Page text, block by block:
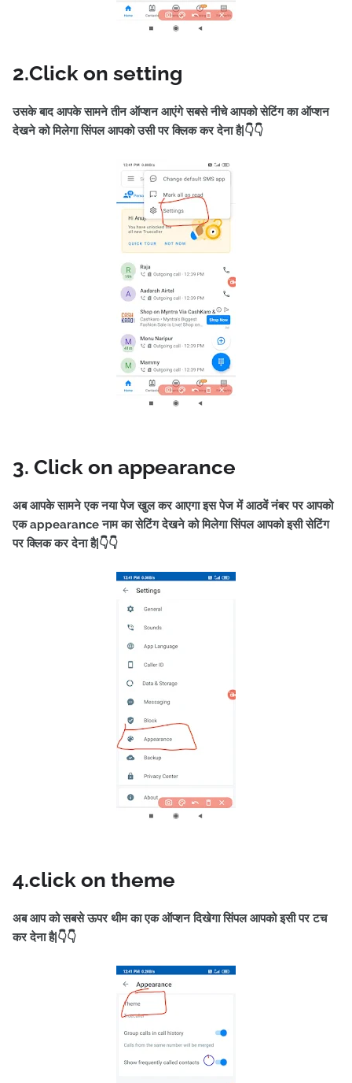
2.Click on setting
उसके बाद आपके सामने तीन ऑप्शन आएंगे सबसे नीचे आपको सेटिंग का ऑप्शन
देखने को मिलेगा सिंपल आपको उसी पर क्लिक कर देना है|👇👇
3. Click on appearance
अब आपके सामने एक नया पेज खुल कर आएगा इस पेज में आठवें नंबर पर आपको
एक appearance नाम का सेटिंग देखने को मिलेगा सिंपल आपको इसी सेटिंग
पर क्लिक कर देना है|👇👇
4.click on theme
अब आप को सबसे ऊपर थीम का एक ऑप्शन दिखेगा सिंपल आपको इसी पर टच
कर देना है|👇👇